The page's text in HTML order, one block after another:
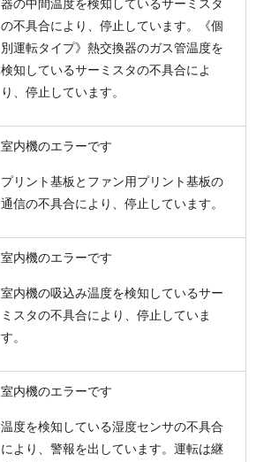
器の中間温度を検知しているサーミスタ
の不具合により、停止しています。《個
別運転タイプ》熱交換器のガス管温度を
検知しているサーミスタの不具合によ
り、停止しています。
室内機のエラーです
プリント基板とファン用プリント基板の
通信の不具合により、停止しています。
室内機のエラーです
室内機の吸込み温度を検知しているサー
ミスタの不具合により、停止していま
す。
室内機のエラーです
温度を検知している湿度センサの不具合
により、警報を出しています。運転は継